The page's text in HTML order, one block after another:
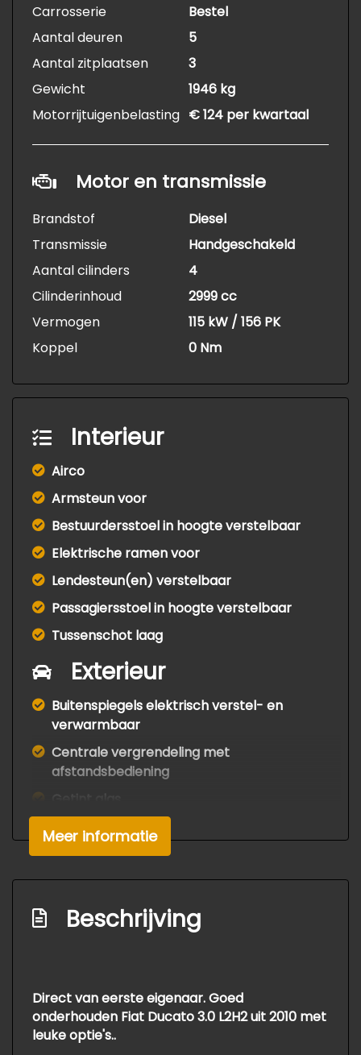
Carrosserie
Bestel
Aantal deuren
5
Aantal zitplaatsen
3
Gewicht
1946 kg
Motorrijtuigenbelasting € 124 per kwartaal
Motor en transmissie
Brandstof
Diesel
Transmissie
Handgeschakeld
Aantal cilinders
4
Cilinderinhoud
2999 cc
Vermogen
115 kW / 156 PK
Koppel
0 Nm
Interieur
Airco
Armsteun voor
Bestuurdersstoel in hoogte verstelbaar
Elektrische ramen voor
Lendesteun(en) verstelbaar
Passagiersstoel in hoogte verstelbaar
Tussenschot laag
Exterieur
Buitenspiegels elektrisch verstel- en
verwarmbaar
Centrale vergrendeling met
afstandsbediening
Zijschuifdeur rechts
Infotainment
Stuur multifunctioneel
Meer informatie
Beschrijving
Direct van eerste eigenaar. Goed
onderhouden Fiat Ducato 3.0 L2H2 uit 2010 met
leuke optie's..